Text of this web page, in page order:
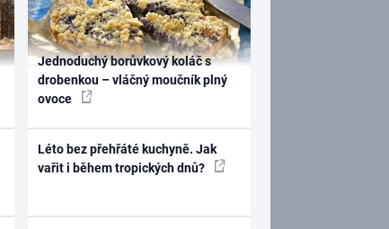
Jednoduchý borůvkový koláč s
drobenkou – vláčný moučník plný
ovoce
Léto bez přehřáté kuchyně. Jak
vařit i během tropických dnů?